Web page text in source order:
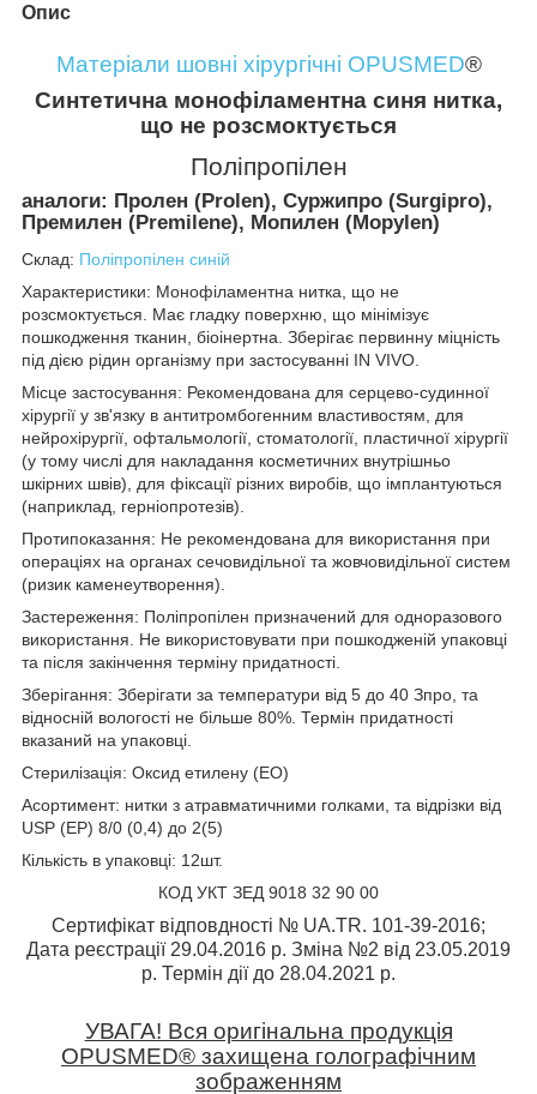
Опис
Матеріали шовні хірургічні OPUSMED®
Синтетична монофіламентна синя нитка,
що не розсмоктується
Поліпропілен
аналоги: Пролен (Prolen), Суржипро (Surgipro),
Премилен (Premilene), Мопилен (Mopylen)
Склад: Поліпропілен синій
Характеристики: Монофіламентна нитка, що не
розсмоктується. Має гладку поверхню, що мінімізує
пошкодження тканин, біоінертна. Зберігає первинну міцність
під дією рідин організму при застосуванні IN VIVO.
Місце застосування: Рекомендована для серцево-судинної
хірургії у зв'язку в антитромбогенним властивостям, для
нейрохірургії, офтальмології, стоматології, пластичної хірургії
(у тому числі для накладання косметичних внутрішньо
шкірних швів), для фіксації різних виробів, що імплантуються
(наприклад, герніопротезів).
Протипоказання: Не рекомендована для використання при
операціях на органах сечовидільної та жовчовидільної систем
(ризик каменеутворення).
Застереження: Поліпропілен призначений для одноразового
використання. Не використовувати при пошкодженій упаковці
та після закінчення терміну придатності.
Зберігання: Зберігати за температури від 5 до 40 Зпро, та
відносній вологості не більше 80%. Термін придатності
вказаний на упаковці.
Стерилізація: Оксид етилену (ЕО)
Асортимент: нитки з атравматичними голками, та відрізки від
USP (EP) 8/0 (0,4) до 2(5)
Кількість в упаковці: 12шт.
КОД УКТ ЗЕД 9018 32 90 00
Сертифікат відповдності № UA.TR. 101-39-2016;
Дата реєстрації 29.04.2016 р. Зміна №2 від 23.05.2019
р. Термін дії до 28.04.2021 р.
УВАГА! Вся оригінальна продукція
OPUSMED® захищена голографічним
зображенням